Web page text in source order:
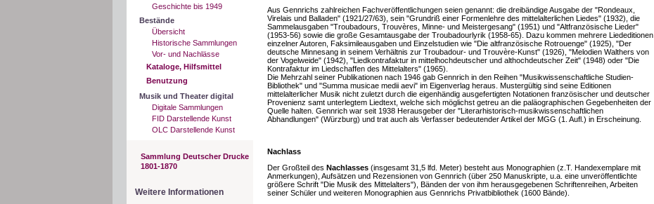
Geschichte bis 1949
Bestände
Übersicht
Historische Sammlungen
Vor- und Nachlässe
Kataloge, Hilfsmittel
Benutzung
Musik und Theater digital
Digitale Sammlungen
FID Darstellende Kunst
OLC Darstellende Kunst
Sammlung Deutscher Drucke
1801-1870
Weitere Informationen
Aus Gennrichs zahlreichen Fachveröffentlichungen seien genannt: die dreibändige Ausgabe der "Rondeaux,
Virelais und Balladen" (1921/27/63), sein "Grundriß einer Formenlehre des mittelalterlichen Liedes" (1932), die
Sammelausgaben "Troubadours, Trouvères, Minne- und Meistergesang" (1951) und "Altfranzösische Lieder"
(1953-56) sowie die große Gesamtausgabe der Troubadourlyrik (1958-65). Dazu kommen mehrere Liededitionen
einzelner Autoren, Faksimileausgaben und Einzelstudien wie "Die altfranzösische Rotrouenge" (1925), "Der
deutsche Minnesang in seinem Verhältnis zur Troubadour- und Trouvère-Kunst" (1926), "Melodien Walthers von
der Vogelweide" (1942), "Liedkontrafaktur in mittelhochdeutscher und althochdeutscher Zeit" (1948) oder "Die
Kontrafaktur im Liedschaffen des Mittelalters" (1965).
Die Mehrzahl seiner Publikationen nach 1946 gab Gennrich in den Reihen "Musikwissenschaftliche Studien-
Bibliothek" und "Summa musicae medii aevi" im Eigenverlag heraus. Mustergültig sind seine Editionen
mittelalterlicher Musik nicht zuletzt durch die eigenhändig ausgefertigten Notationen französischer und deutscher
Provenienz samt unterlegtem Liedtext, welche sich möglichst getreu an die paläographischen Gegebenheiten der
Quelle halten. Gennrich war seit 1938 Herausgeber der "Literarhistorisch-musikwissenschaftlichen
Abhandlungen" (Würzburg) und trat auch als Verfasser bedeutender Artikel der MGG (1. Aufl.) in Erscheinung.
Nachlass
Der Großteil des Nachlasses (insgesamt 31,5 lfd. Meter) besteht aus Monographien (z.T. Handexemplare mit
Anmerkungen), Aufsätzen und Rezensionen von Gennrich (über 250 Manuskripte, u.a. eine unveröffentlichte
größere Schrift "Die Musik des Mittelalters"), Bänden der von ihm herausgegebenen Schriftenreihen, Arbeiten
seiner Schüler und weiteren Monographien aus Gennrichs Privatbibliothek (1600 Bände).